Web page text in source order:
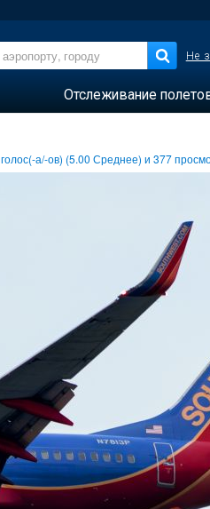
Не
Отслеживание
голос(-а/-ов) (5.00 Среднее) и377